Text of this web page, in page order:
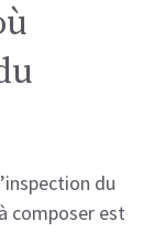
du
composer est